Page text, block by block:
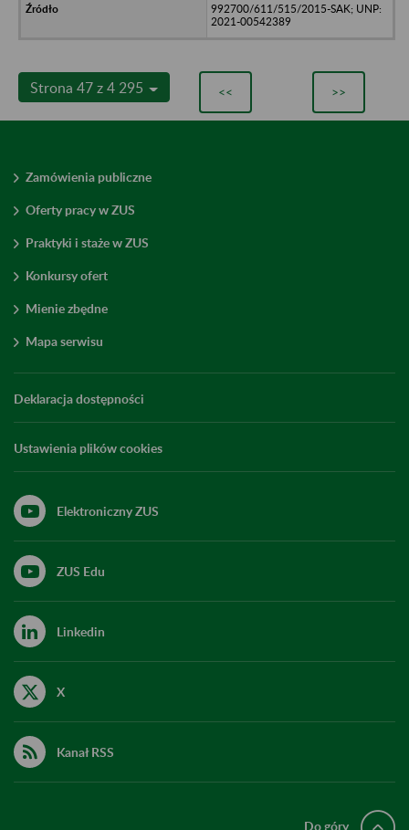
992700/611/515/2015-SAK; UNP:
2021-00542389
Strona 47 z 4 295 << >>
Zamówienia publiczne
Oferty pracy w ZUS
Praktyki i staże w ZUS
Konkursy ofert
Mienie zbędne
Mapa serwisu
Deklaracja dostępności
Ustawienia plików cookies
Elektroniczny ZUS
ZUS Edu
Linkedin
X
Kanał RSS
Do góry